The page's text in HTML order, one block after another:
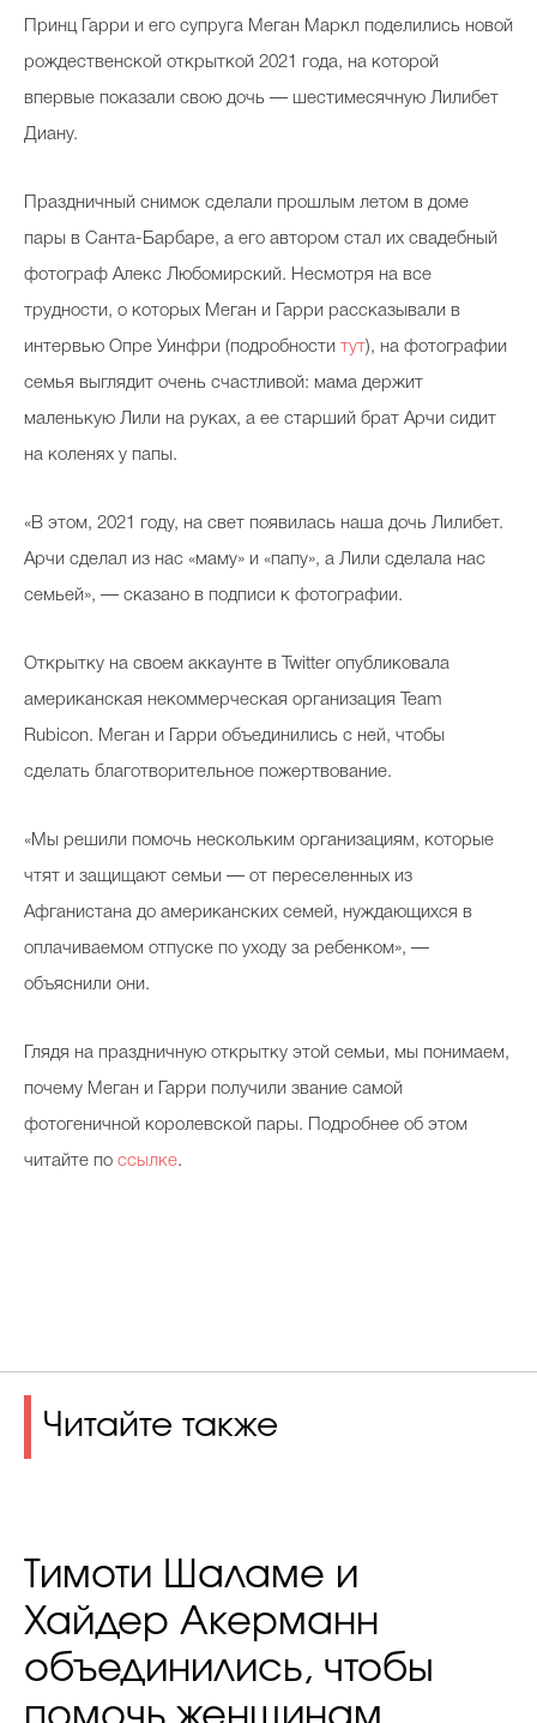
Принц Гарри и его супруга Меган Маркл поделились новой
рождественской открыткой 2021 года, на которой
впервые показали свою дочь — шестимесячную Лилибет
Диану.
Праздничный снимок сделали прошлым летом в доме
пары в Санта-Барбаре, а его автором стал их свадебный
фотограф Алекс Любомирский. Несмотря на все
трудности, о которых Меган и Гарри рассказывали в
интервью Опре Уинфри (подробности тут), на фотографии
семья выглядит очень счастливой: мама держит
маленькую Лили на руках, а ее старший брат Арчи сидит
на коленях у папы.
«В этом, 2021 году, на свет появилась наша дочь Лилибет.
Арчи сделал из нас «маму» и «папу», а Лили сделала нас
семьей», — сказано в подписи к фотографии.
Открытку на своем аккаунте в Twitter опубликовала
американская некоммерческая организация Team
Rubicon. Меган и Гарри объединились с ней, чтобы
сделать благотворительное пожертвование.
«Мы решили помочь нескольким организациям, которые
чтят и защищают семьи — от переселенных из
Афганистана до американских семей, нуждающихся в
оплачиваемом отпуске по уходу за ребенком», —
объяснили они.
Глядя на праздничную открытку этой семьи, мы понимаем,
почему Меган и Гарри получили звание самой
фотогеничной королевской пары. Подробнее об этом
читайте по ссылке.
Читайте также
Тимоти Шаламе и
Хайдер Акерманн
объединились, чтобы